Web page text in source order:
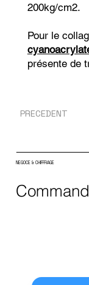
PRECEDENT
200kg/cm2.
Pour le
présente de
NEGOCE & CHIFFRAGE